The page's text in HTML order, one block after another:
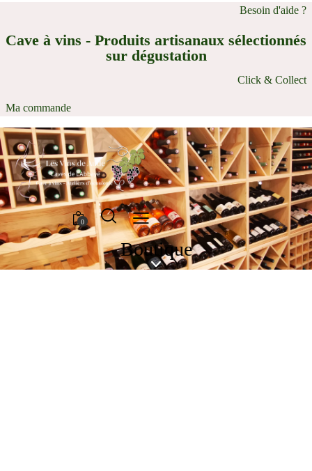
Besoin d'aide ?
Cave à vins - Produits artisanaux sélectionnés
sur dégustation
Click & Collect
Ma commande
0
Boutique